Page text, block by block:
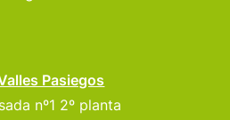
Pasiegos
nº1 2º planta